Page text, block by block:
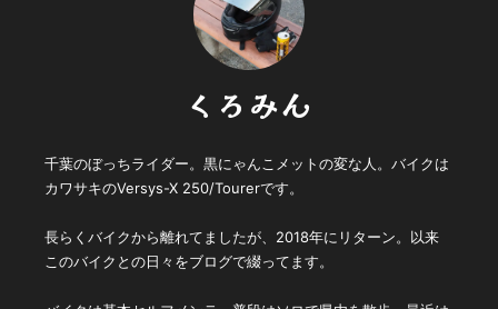
くろみん
千葉のぼっちライダー。黒にゃんこメットの変な人。バイクは
カワサキのVersys-X 250/Tourerです。
長らくバイクから離れてましたが、2018年にリターン。以来
このバイクとの日々をブログで綴ってます。